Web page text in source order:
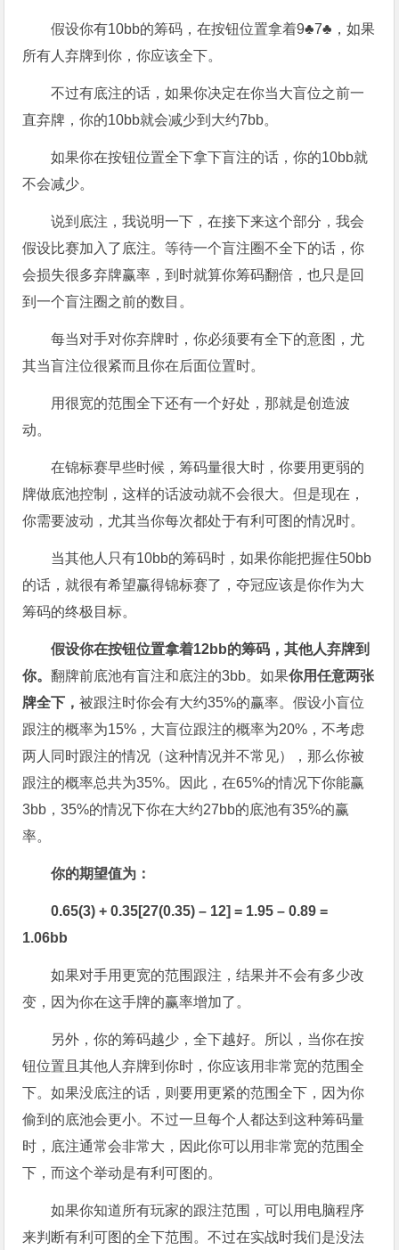
假设你有10bb的筹码，在按钮位置拿着9♣7♣，如果
所有人弃牌到你，你应该全下。
不过有底注的话，如果你决定在你当大盲位之前一
直弃牌，你的10bb就会减少到大约7bb。
如果你在按钮位置全下拿下盲注的话，你的10bb就
不会减少。
说到底注，我说明一下，在接下来这个部分，我会
假设比赛加入了底注。等待一个盲注圈不全下的话，你
会损失很多弃牌赢率，到时就算你筹码翻倍，也只是回
到一个盲注圈之前的数目。
每当对手对你弃牌时，你必须要有全下的意图，尤
其当盲注位很紧而且你在后面位置时。
用很宽的范围全下还有一个好处，那就是创造波
动。
在锦标赛早些时候，筹码量很大时，你要用更弱的
牌做底池控制，这样的话波动就不会很大。但是现在，
你需要波动，尤其当你每次都处于有利可图的情况时。
当其他人只有10bb的筹码时，如果你能把握住50bb
的话，就很有希望赢得锦标赛了，夺冠应该是你作为大
筹码的终极目标。
假设你在按钮位置拿着12bb的筹码，其他人弃牌到
你。翻牌前底池有盲注和底注的3bb。如果你用任意两张
牌全下，被跟注时你会有大约35%的赢率。假设小盲位
跟注的概率为15%，大盲位跟注的概率为20%，不考虑
两人同时跟注的情况（这种情况并不常见），那么你被
跟注的概率总共为35%。因此，在65%的情况下你能赢
3bb，35%的情况下你在大约27bb的底池有35%的赢
率。
你的期望值为：
0.65(3) + 0.35[27(0.35)– 12] = 1.95– 0.89 =
1.06bb
如果对手用更宽的范围跟注，结果并不会有多少改
变，因为你在这手牌的赢率增加了。
另外，你的筹码越少，全下越好。所以，当你在按
钮位置且其他人弃牌到你时，你应该用非常宽的范围全
下。如果没底注的话，则要用更紧的范围全下，因为你
偷到的底池会更小。不过一旦每个人都达到这种筹码量
时，底注通常会非常大，因此你可以用非常宽的范围全
下，而这个举动是有利可图的。
如果你知道所有玩家的跟注范围，可以用电脑程序
来判断有利可图的全下范围。不过在实战时我们是没法